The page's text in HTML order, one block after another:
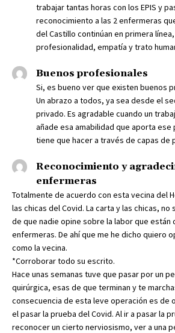
trabajar tantas horas con los EPIS y
reconocimiento a las 2 enfermeras
del Castillo continúan en primera
profesionalidad, empatía y trato
Buenos profesionales
Si, es bueno ver que existen buenos
Un abrazo a todos, ya sea desde el
privado. Es agradable cuando un
añade esa amabilidad que aporta ese
tiene que hacer a través de capas de
Reconocimiento y
enfermeras
Totalmente de acuerdo con esta vecina del
las chicas del Covid. La carta y las chicas,
de que nadie opine sobre la labor que están
enfermeras. De ahí que me he dicho quiero
como la vecina.
*Corroborar todo su escrito.
Hace unas semanas tuve que pasar por un
quirúrgica, esas de que terminan y te
consecuencia de esta leve operación es de
el pasar la prueba del Covid. Al ir a pasar la
reconocer un cierto nerviosismo, ver a una